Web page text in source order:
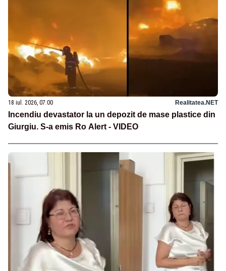
18 iul. 2026, 07:00 Realitatea.NET
Incendiu devastator la un depozit de mase plastice din
Giurgiu. S-a emis Ro Alert - VIDEO